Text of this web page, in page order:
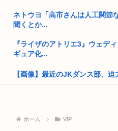
ネトウヨってもはや障がい者だ
高市早苗政権「円安ホクホクゥ
ネトウヨ「高市さんは人工関節
聞くとか...
『ライザのアトリエ3』ウェデ
ギュア化...
【画像】最近のJKダンス部、迫
【悲報】1ドル158円
ホーム VIP